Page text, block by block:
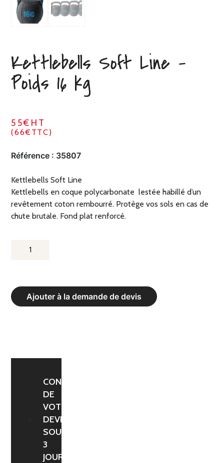
Kettlebells Soft Line –
Poids 16 kg
55€HT
(66€TTC)
Référence : 35807
Kettlebells Soft Line
Kettlebells en coque polycarbonate lestée habillé d’un
revêtement coton rembourré. Protège vos sols en cas de
chute brutale. Fond plat renforcé.
Ajouter à la demande de devis
QUANTITÉ
SOFT
LINE
CONFIRMATION
DE
VOTRE
DEVIS
SOUS
3
JOURS